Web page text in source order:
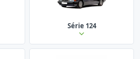
Série 124